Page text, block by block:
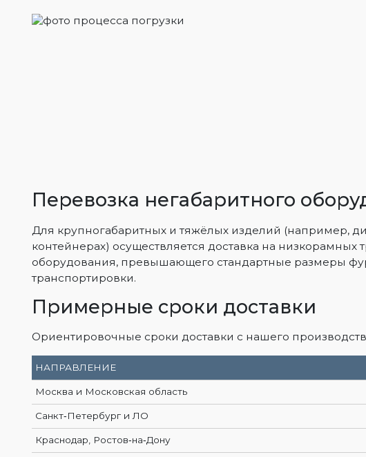
Перевозка негабаритного
Для крупногабаритных и тяжёлых изделий (например,
контейнерах) осуществляется доставка на низкорамных
оборудования, превышающего стандартные размеры
транспортировки.
Примерные сроки доставки
Ориентировочные сроки доставки с нашего
НАПРАВЛЕНИЕ
Москва и Московская область
Санкт‑Петербург и ЛО
Краснодар, Ростов‑на‑Дону